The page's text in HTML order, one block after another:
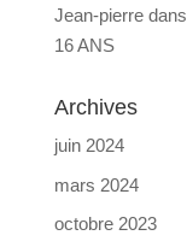
Jean-pierredans
16 ANS
Archives
juin 2024
mars 2024
octobre 2023